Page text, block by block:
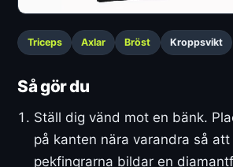
Triceps Axlar Bröst Kroppsvikt
Så gör du
Ställ dig vänd mot en bänk.
på kanten nära varandra så
pekfingrarna bildar en